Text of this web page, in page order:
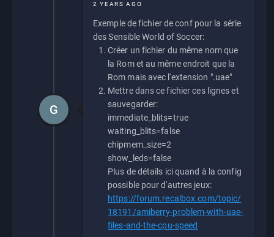
2 YEARS AGO
Exemple de fichier de conf pour la série
des Sensible World of Soccer:
Créer un fichier du même nom que
la Rom et au même endroit que la
Rom mais avec l'extension ".uae"
Mettre dans ce fichier ces lignes et
sauvegarder:
immediate_blits=true
waiting_blits=false
chipmem_size=2
show_leds=false
Plus de détails ici quand à la config
possible pour d'autres jeux:
https://forum.recalbox.com/topic/
18191/amiberry-problem-with-uae-
files-and-the-cpu-speed
G